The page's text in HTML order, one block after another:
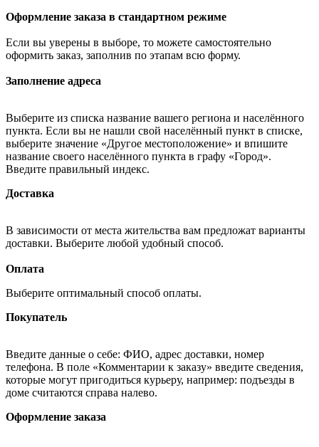
Оформление заказа в стандартном режиме
Если вы уверены в выборе, то можете самостоятельно
оформить заказ, заполнив по этапам всю форму.
Заполнение адреса
Выберите из списка название вашего региона и населённого
пункта. Если вы не нашли свой населённый пункт в списке,
выберите значение «Другое местоположение» и впишите
название своего населённого пункта в графу «Город».
Введите правильный индекс.
Доставка
В зависимости от места жительства вам предложат варианты
доставки. Выберите любой удобный способ.
Оплата
Выберите оптимальный способ оплаты.
Покупатель
Введите данные о себе: ФИО, адрес доставки, номер
телефона. В поле «Комментарии к заказу» введите сведения,
которые могут пригодиться курьеру, например: подъезды в
доме считаются справа налево.
Оформление заказа